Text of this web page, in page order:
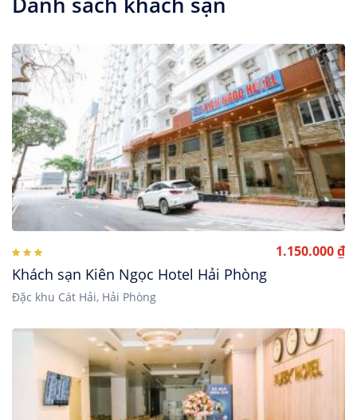
1.150.000 ₫
Khách sạn Kiên Ngọc Hotel Hải Phòng
Đặc khu Cát Hải, Hải Phòng